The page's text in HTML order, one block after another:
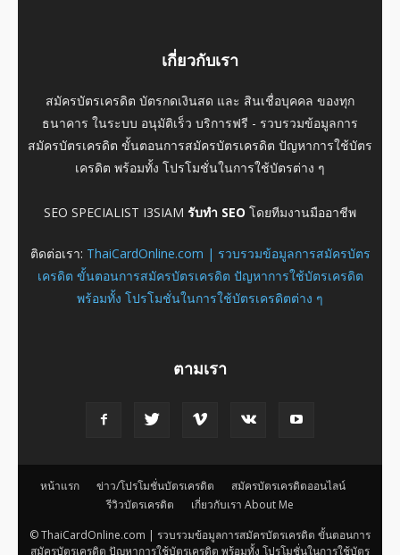
เกี่ยวกับเรา
สมัครบัตรเครดิต บัตรกดเงินสด และ สินเชื่อบุคคล ของทุก
ธนาคาร ในระบบ อนุมัติเร็ว บริการฟรี - รวบรวมข้อมูลการ
สมัครบัตรเครดิต ขั้นตอนการสมัครบัตรเครดิต ปัญหาการใช้บัตร
เครดิต พร้อมทั้ง โปรโมชั่นในการใช้บัตรต่าง ๆ
SEO SPECIALIST I3SIAM รับทำ SEO โดยทีมงานมืออาชีพ
ติดต่อเรา: ThaiCardOnline.com | รวบรวมข้อมูลการสมัครบัตร
เครดิต ขั้นตอนการสมัครบัตรเครดิต ปัญหาการใช้บัตรเครดิต
พร้อมทั้ง โปรโมชั่นในการใช้บัตรเครดิตต่าง ๆ
ตามเรา
หน้าแรก ข่าว/โปรโมชั่นบัตรเครดิต
สมัครบัตรเครดิตออนไลน์
รีวิวบัตรเครดิต
เกี่ยวกับเรา About Me
© ThaiCardOnline.com | รวบรวมข้อมูลการสมัครบัตรเครดิต ขั้นตอนการ
สมัครบัตรเครดิต ปัญหาการใช้บัตรเครดิต พร้อมทั้ง โปรโมชั่นในการใช้บัตร